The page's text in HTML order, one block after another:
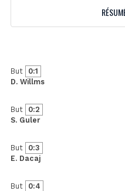
But
0:1
D. Willms
But
0:2
S. Guler
But
0:3
E. Dacaj
But
0:4